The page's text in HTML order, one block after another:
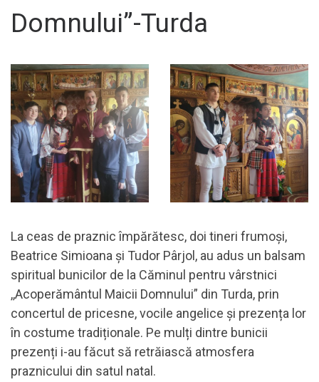
Domnului”-Turda
La ceas de praznic împărătesc, doi tineri frumoși,
Beatrice Simioana și Tudor Pârjol, au adus un balsam
spiritual bunicilor de la Căminul pentru vârstnici
,,Acoperământul Maicii Domnului” din Turda, prin
concertul de pricesne, vocile angelice și prezența lor
în costume tradiționale. Pe mulți dintre bunicii
prezenți i-au făcut să retrăiască atmosfera
praznicului din satul natal.